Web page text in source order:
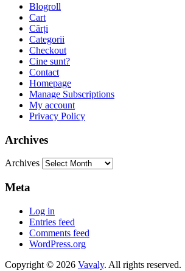
Blogroll
Cart
Cărți
Categorii
Checkout
Cine sunt?
Contact
Homepage
Manage Subscriptions
My account
Privacy Policy
Archives
Archives
Meta
Log in
Entries feed
Comments feed
WordPress.org
Copyright © 2026 Vavaly. All rights reserved.